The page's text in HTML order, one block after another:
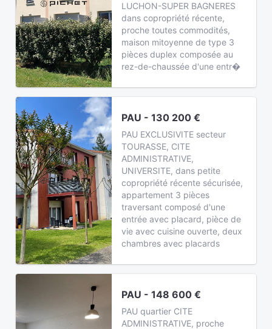
LUCHON-SUPER BAGNERES
dans copropriété récente,
proche toutes commodités,
maison mitoyenne de type 3
pièces duplex composée au
rez-de-chaussée d'une entr�
PAU - 130 200 €
PAU EXCLUSIVITE secteur
TOURASSE, CITE
ADMINISTRATIVE,
UNIVERSITE, dans petite
copropriété récente sécurisée,
appartement 3 pièces
traversant composé d'une
entrée avec placard, pièce de
vie avec cuisine ouverte, deux
chambres avec placards
PAU - 148 600 €
PAU quartier CITE
ADMINISTRATIVE, proche